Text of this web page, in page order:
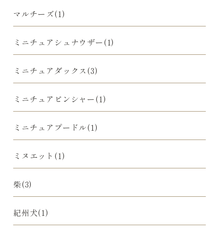
マルチーズ(1)
ミニチュアシュナウザー(1)
ミニチュアダックス(3)
ミニチュアピンシャー(1)
ミニチュアプードル(1)
ミヌエット(1)
柴(3)
紀州犬(1)